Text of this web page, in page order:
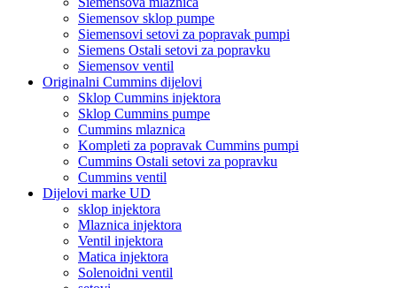
Siemensov sklop pumpe
Siemensovi setovi za popravak pumpi
Siemens Ostali setovi za popravku
Siemensov ventil
Originalni Cummins dijelovi
Sklop Cummins injektora
Sklop Cummins pumpe
Cummins mlaznica
Kompleti za popravak Cummins pumpi
Cummins Ostali setovi za popravku
Cummins ventil
Dijelovi marke UD
sklop injektora
Mlaznica injektora
Ventil injektora
Matica injektora
Solenoidni ventil